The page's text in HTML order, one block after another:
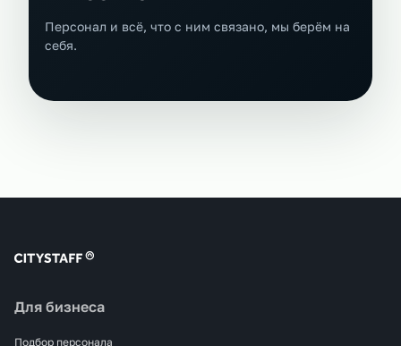
Персонал и всё, что с ним связано, мы берём на
себя.
Для бизнеса
Подбор персонала